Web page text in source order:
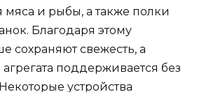
и рыбы, а также полки
Благодаря этому
сохраняют свежесть, а
поддерживается без
устройства